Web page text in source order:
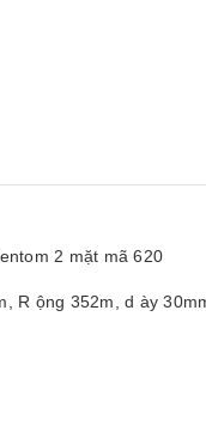
2 mặt mã 620
R ộng 352m, d ày